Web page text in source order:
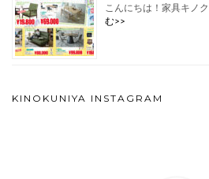
こんにちは！家具キノ
む>>
KINOKUNIYA INSTAGRAM